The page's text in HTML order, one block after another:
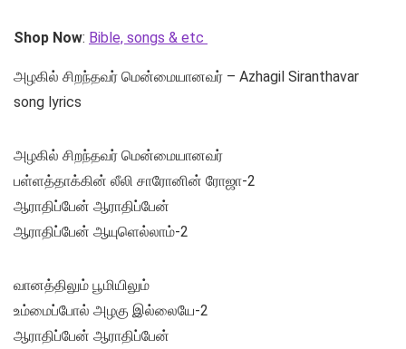
Shop Now: Bible, songs & etc
அழகில் சிறந்தவர் மென்மையானவர் – Azhagil Siranthavar
song lyrics
அழகில் சிறந்தவர் மென்மையானவர்
பள்ளத்தாக்கின் லீலி சாரோனின் ரோஜா-2
ஆராதிப்பேன் ஆராதிப்பேன்
ஆராதிப்பேன் ஆயுளெல்லாம்-2
வானத்திலும் பூமியிலும்
உம்மைப்போல் அழகு இல்லையே-2
ஆராதிப்பேன் ஆராதிப்பேன்